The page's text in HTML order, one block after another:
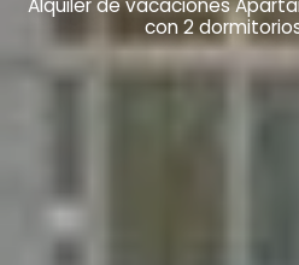
Alquiler de vacaciones
con 2